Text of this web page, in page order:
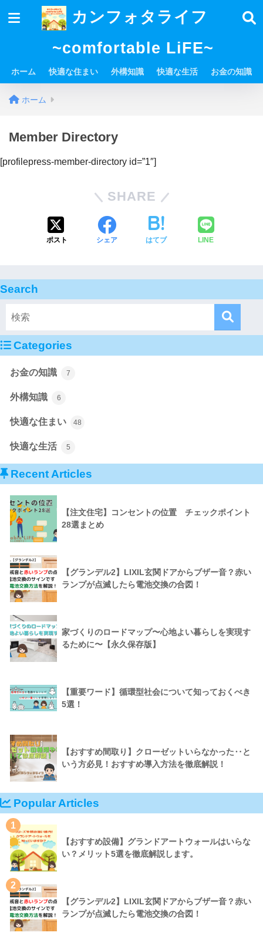
カンフォタライフ
~comfortable LiFE~
ホーム 快適な住まい 外構知識 快適な生活 お金の知識
ホーム
Member Directory
[profilepress-member-directory id=”1″]
SHARE
ポスト シェア はてブ LINE
Search
Categories
お金の知識 7
外構知識 6
快適な住まい 48
快適な生活 5
Recent Articles
【注文住宅】コンセントの位置 チェックポイント
28選まとめ
【グランデル2】LIXIL玄関ドアからブザー音？赤い
ランプが点滅したら電池交換の合図！
家づくりのロードマップ〜心地よい暮らしを実現す
るために〜【永久保存版】
【重要ワード】循環型社会について知っておくべき
5選！
【おすすめ間取り】クローゼットいらなかった‥と
いう方必見！おすすめ導入方法を徹底解説！
Popular Articles
1
【おすすめ設備】グランドアートウォールはいらな
い？メリット5選を徹底解説します。
2
【グランデル2】LIXIL玄関ドアからブザー音？赤い
ランプが点滅したら電池交換の合図！